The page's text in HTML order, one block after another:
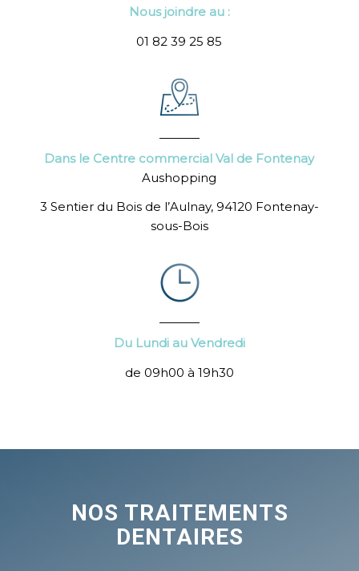
Nous joindre au :
01 82 39 25 85
Dans le Centre commercial Val de Fontenay
Aushopping
3 Sentier du Bois de l’Aulnay, 94120 Fontenay-
sous-Bois
Du Lundi au Vendredi
de 09h00 à 19h30
NOS TRAITEMENTS
DENTAIRES